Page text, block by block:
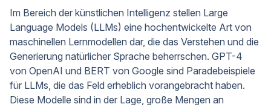
Im Bereich der künstlichen Intelligenz stellen Large
Language Models (LLMs) eine hochentwickelte Art von
maschinellen Lernmodellen dar, die das Verstehen und die
Generierung natürlicher Sprache beherrschen. GPT-4
von OpenAI und BERT von Google sind Paradebeispiele
für LLMs, die das Feld erheblich vorangebracht haben.
Diese Modelle sind in der Lage, große Mengen an